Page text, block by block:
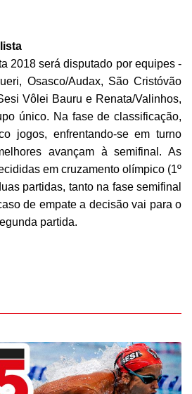
2018 será disputado por equipes -
Osasco/Audax, São Cristóvão
Vôlei Bauru e Renata/Valinhos,
único. Na fase de classificação,
jogos, enfrentando-se em turno
avançam à semifinal. As
em cruzamento olímpico (1º
partidas, tanto na fase semifinal
de empate a decisão vai para o
partida.